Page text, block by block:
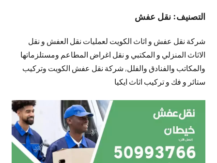
للاعلانات
بالكويت
التصنيف: نقل عفش
شركة نقل عفش و اثاث الكويت لعمليات نقل العفش و نقل
الاثاث المنزلي و المكتبي و نقل اغراض المطاعم ومستلزماتها
والمكاتب والفنادق والفلل, شركة نقل عفش الكويت وتركيب
ستائر و فك و تركيب اثاث ايكيا